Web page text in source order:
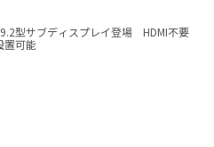
型サブディスプレイ登場 HDMI不要
置可能